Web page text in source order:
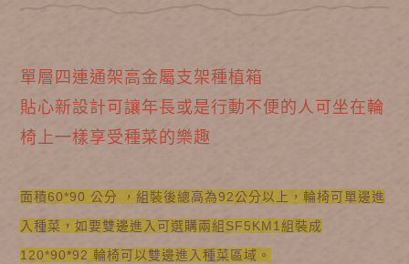
單層四連通架高金屬支架種植箱
貼心新設計可讓年長或是行動不便的人可坐在輪
椅上一樣享受種菜的樂趣
面積60*90 公分 ，組裝後總高為92公分以上，輪椅可單邊進
入種菜，如要雙邊進入可選購兩組SF5KM1組裝成
120*90*92 輪椅可以雙邊進入種菜區域。